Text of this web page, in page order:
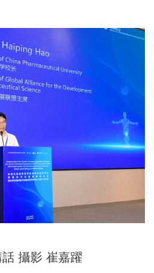
攝影 崔嘉躍